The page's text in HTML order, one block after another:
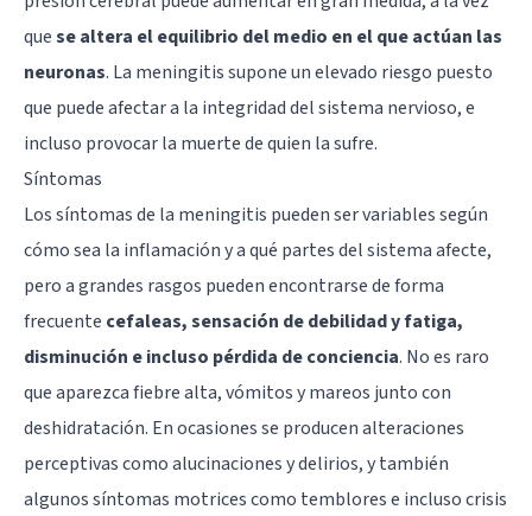
quese altera el equilibrio del medio en el que actúan las
neuronas. La meningitis supone un elevado riesgo puesto
que puede afectar a la integridad del sistema nervioso, e
incluso provocar la muerte de quien la sufre.
Síntomas
Los síntomas de la meningitis pueden ser variables según
cómo sea la inflamación y a qué partes del sistema afecte,
pero a grandes rasgos pueden encontrarse de forma
frecuente cefaleas, sensación de debilidad y fatiga,
disminución e incluso pérdida de conciencia. No es raro
que aparezca fiebre alta, vómitos y mareos junto con
deshidratación. En ocasiones se producen alteraciones
perceptivas como alucinaciones ydelirios, y también
algunos síntomas motrices como temblores e incluso crisis